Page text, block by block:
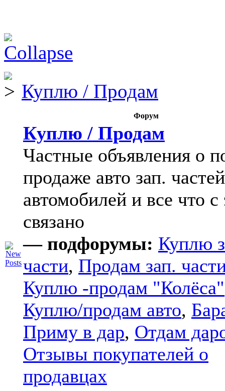
Куплю / Продам
Форум
Куплю / Продам
Частные объявления о
продаже авто зап.
автомобилей и все что с
связано
— подфорумы: Куплю
части, Продам зап.
Куплю -продам "Колёса"
Куплю/продам авто,
Приму в дар, Отдам
Отзывы покупателей о
продавцах